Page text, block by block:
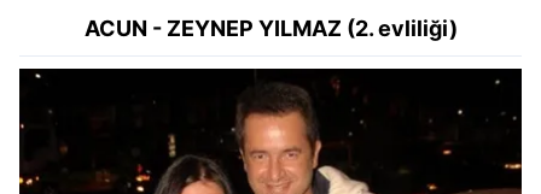
ACUN - ZEYNEP YILMAZ (2. evliliği)